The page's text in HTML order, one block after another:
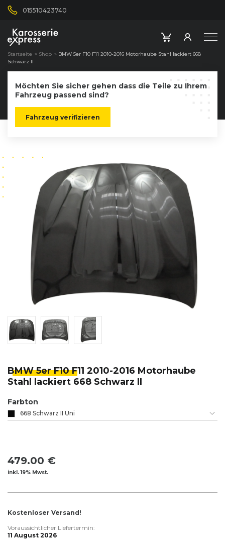
015510423740
Startseite » Shop » BMW 5er F10 F11 2010-2016 Motorhaube Stahl lackiert 668
Schwarz II
Möchten Sie sicher gehen dass die Teile zu Ihrem
Fahrzeug passend sind?
Fahrzeug verifizieren
BMW 5er F10 F11 2010-2016 Motorhaube
Stahl lackiert 668 Schwarz II
Farbton
668 Schwarz II Uni
479.00 €
inkl. 19% Mwst.
Kostenloser Versand!
Voraussichtlicher Liefertermin:
11 August 2026